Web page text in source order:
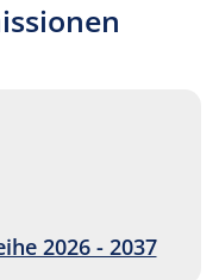
2026 - 2037